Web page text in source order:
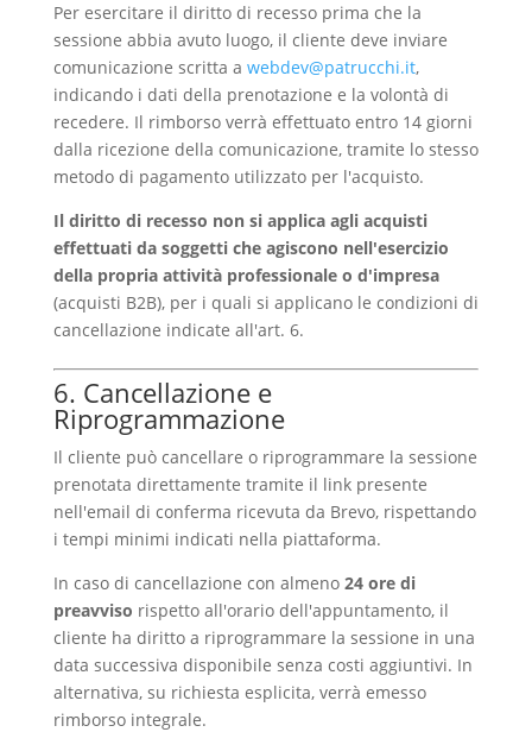
Per esercitare il diritto di recesso prima che la
sessione abbia avuto luogo, il cliente deve inviare
comunicazione scritta a webdev@patrucchi.it,
indicando i dati della prenotazione e la volontà di
recedere. Il rimborso verrà effettuato entro 14 giorni
dalla ricezione della comunicazione, tramite lo stesso
metodo di pagamento utilizzato per l'acquisto.
Il diritto di recesso non si applica agli acquisti
effettuati da soggetti che agiscono nell'esercizio
della propria attività professionale o d'impresa
(acquisti B2B), per i quali si applicano le condizioni di
cancellazione indicate all'art. 6.
6. Cancellazione e
Riprogrammazione
Il cliente può cancellare o riprogrammare la sessione
prenotata direttamente tramite il link presente
nell'email di conferma ricevuta da Brevo, rispettando
i tempi minimi indicati nella piattaforma.
In caso di cancellazione con almeno 24 ore di
preavviso rispetto all'orario dell'appuntamento, il
cliente ha diritto a riprogrammare la sessione in una
data successiva disponibile senza costi aggiuntivi. In
alternativa, su richiesta esplicita, verrà emesso
rimborso integrale.